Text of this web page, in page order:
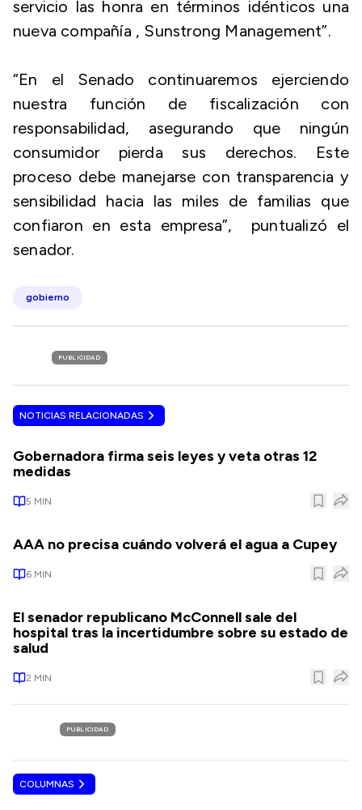
servicio las honra en términos idénticos una
nueva compañía , Sunstrong Management”.
“En el Senado continuaremos ejerciendo
nuestra función de fiscalización con
responsabilidad, asegurando que ningún
consumidor pierda sus derechos. Este
proceso debe manejarse con transparencia y
sensibilidad hacia las miles de familias que
confiaron en esta empresa”, puntualizó el
senador.
gobierno
PUBLICIDAD
NOTICIAS RELACIONADAS
Gobernadora firma seis leyes y veta otras 12
medidas
5 MIN
AAA no precisa cuándo volverá el agua a Cupey
6 MIN
El senador republicano McConnell sale del
hospital tras la incertidumbre sobre su estado de
salud
2 MIN
PUBLICIDAD
COLUMNAS